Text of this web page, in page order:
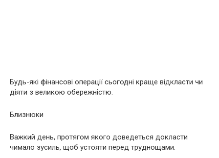
Будь-які фінансові операції сьогодні краще відкласти чи
діяти з великою обережністю.
Близнюки
Важкий день, протягом якого доведеться докласти
чимало зусиль, щоб устояти перед труднощами.